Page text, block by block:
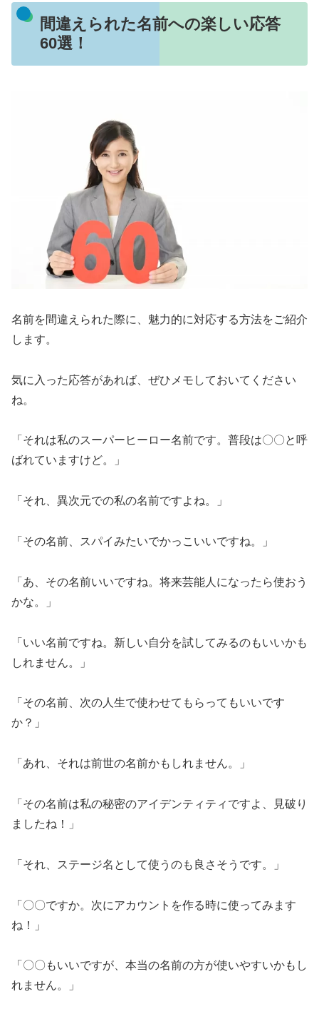
間違えられた名前への楽しい応答
60選！
名前を間違えられた際に、魅力的に対応する方法をご紹介
します。
気に入った応答があれば、ぜひメモしておいてください
ね。
「それは私のスーパーヒーロー名前です。普段は〇〇と呼
ばれていますけど。」
「それ、異次元での私の名前ですよね。」
「その名前、スパイみたいでかっこいいですね。」
「あ、その名前いいですね。将来芸能人になったら使おう
かな。」
「いい名前ですね。新しい自分を試してみるのもいいかも
しれません。」
「その名前、次の人生で使わせてもらってもいいです
か？」
「あれ、それは前世の名前かもしれません。」
「その名前は私の秘密のアイデンティティですよ、見破り
ましたね！」
「それ、ステージ名として使うのも良さそうです。」
「〇〇ですか。次にアカウントを作る時に使ってみます
ね！」
「〇〇もいいですが、本当の名前の方が使いやすいかもし
れません。」